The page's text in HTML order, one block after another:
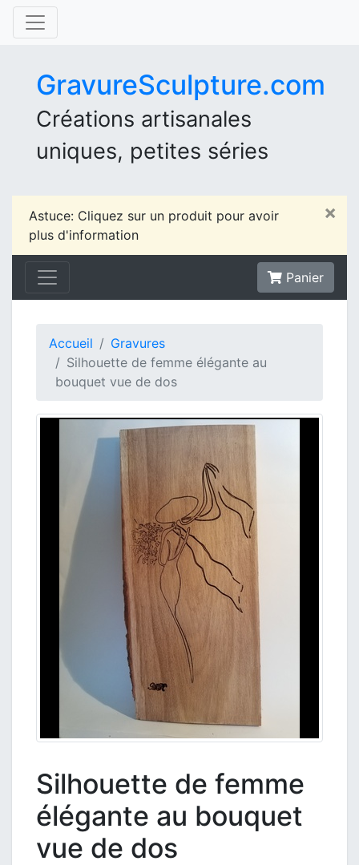
GravureSculpture.com
Créations artisanales
uniques, petites séries
×
Astuce: Cliquez sur un produit pour avoir
plus d'information
Panier
Accueil
Gravures
Silhouette de femme élégante au
bouquet vue de dos
Silhouette de femme
élégante au bouquet
vue de dos